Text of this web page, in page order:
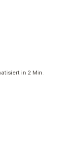
in 2 Min.